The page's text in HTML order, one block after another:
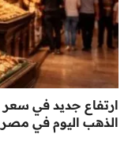
الذهب اليوم في مصر